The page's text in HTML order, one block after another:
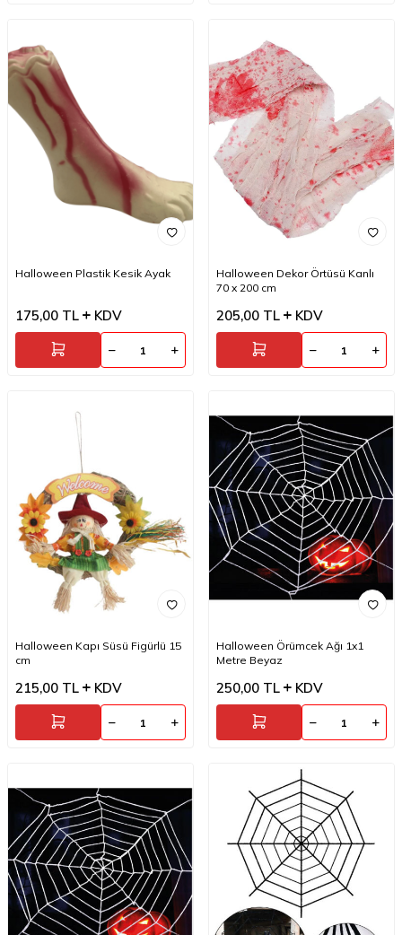
Halloween Plastik Kesik Ayak
175,00 TL KDV
Halloween Dekor Örtüsü Kanlı
70 x 200 cm
205,00 TL KDV
Halloween Kapı Süsü Figürlü 15
cm
215,00 TL KDV
Halloween Örümcek Ağı 1x1
Metre Beyaz
250,00 TL KDV